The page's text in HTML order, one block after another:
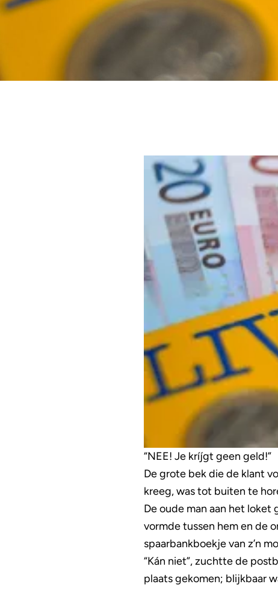
“NEE! Je kríjgt geen geld!”
De grote bek die de klant
kreeg, was tot buiten te
De oude man aan het
vormde tussen hem en de
spaarbankboekje van z’n
“Kán niet”, zuchtte de
plaats gekomen; blijkbaar